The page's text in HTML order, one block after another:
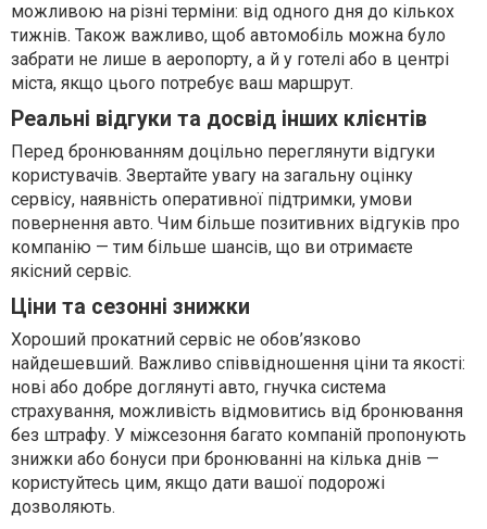
можливою на різні терміни: від одного дня до кількох
тижнів. Також важливо, щоб автомобіль можна було
забрати не лише в аеропорту, а й у готелі або в центрі
міста, якщо цього потребує ваш маршрут.
Реальні відгуки та досвід інших клієнтів
Перед бронюванням доцільно переглянути відгуки
користувачів. Звертайте увагу на загальну оцінку
сервісу, наявність оперативної підтримки, умови
повернення авто. Чим більше позитивних відгуків про
компанію — тим більше шансів, що ви отримаєте
якісний сервіс.
Ціни та сезонні знижки
Хороший прокатний сервіс не обов’язково
найдешевший. Важливо співвідношення ціни та якості:
нові або добре доглянуті авто, гнучка система
страхування, можливість відмовитись від бронювання
без штрафу. У міжсезоння багато компаній пропонують
знижки або бонуси при бронюванні на кілька днів —
користуйтесь цим, якщо дати вашої подорожі
дозволяють.